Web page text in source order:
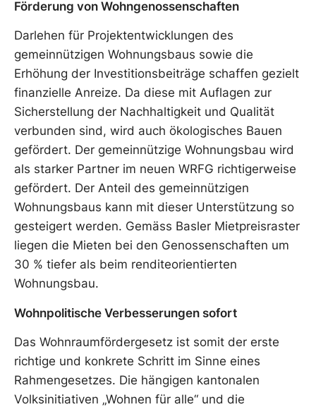
Förderung von Wohngenossenschaften
Darlehen für Projektentwicklungen des
gemeinnützigen Wohnungsbaus sowie die
Erhöhung der Investitionsbeiträge schaffen gezielt
finanzielle Anreize. Da diese mit Auflagen zur
Sicherstellung der Nachhaltigkeit und Qualität
verbunden sind, wird auch ökologisches Bauen
gefördert. Der gemeinnützige Wohnungsbau wird
als starker Partner im neuen WRFG richtigerweise
gefördert. Der Anteil des gemeinnützigen
Wohnungsbaus kann mit dieser Unterstützung so
gesteigert werden. Gemäss Basler Mietpreisraster
liegen die Mieten bei den Genossenschaften um
30 % tiefer als beim renditeorientierten
Wohnungsbau.
Wohnpolitische Verbesserungen sofort
Das Wohnraumfördergesetz ist somit der erste
richtige und konkrete Schritt im Sinne eines
Rahmengesetzes. Die hängigen kantonalen
Volksinitiativen „Wohnen für alle“ und die